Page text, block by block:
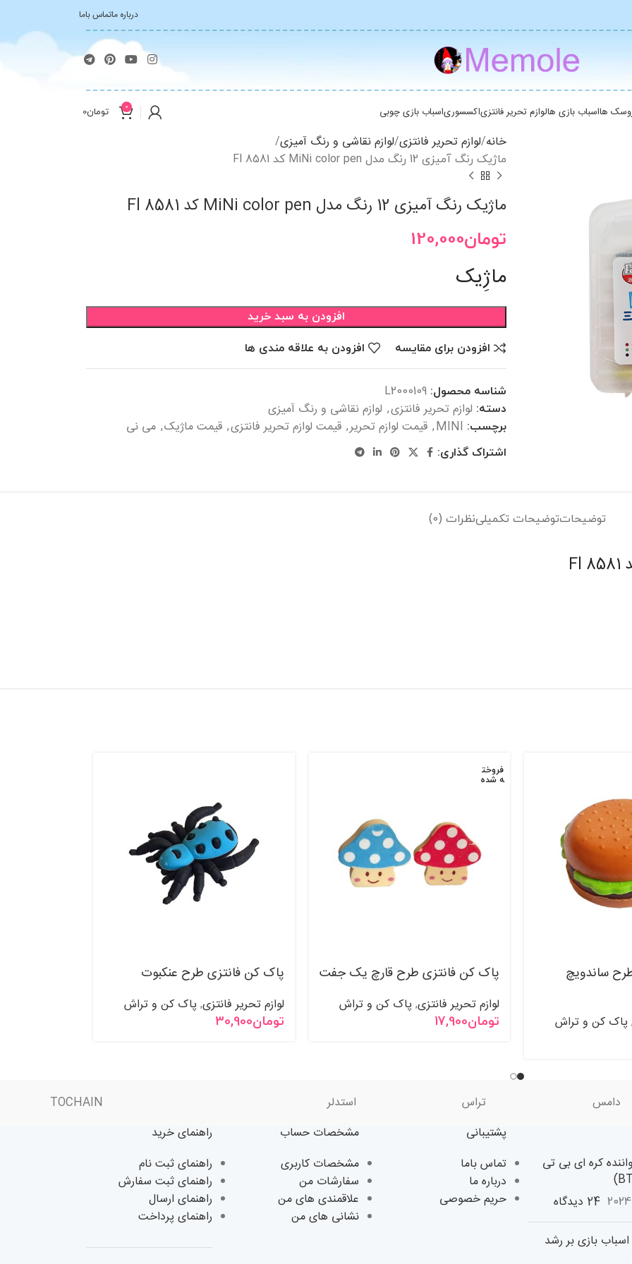
درباره ماتماس باما
هااسباب بازی هالوازم تحریر فانتزیاکسسوریاسباب بازی چوبی 0 تومان0
خانه لوازم تحریر فانتزی لوازم نقاشی و رنگ آمیزی
ماژیک رنگ آمیزی 12 رنگ مدل MiNi color pen کد Fl 8581
ماژیک رنگ آمیزی 12 رنگ مدل MiNi color pen کد Fl 8581
تومان120,000
ماژِیک
افزودن به سبد خرید
افزودن برای مقایسه افزودن به علاقه مندی ها
شناسه محصول: L2000109
دسته: لوازم تحریر فانتزی, لوازم نقاشی و رنگ آمیزی
برچسب: MINI
, قیمت لوازم تحریر, قیمت لوازم تحریر فانتزی, قیمت ماژیک, می نی
اشتراک گذاری:
توضیحاتتوضیحات تکمیلینظرات (0)
ساندویچ
, پاک کن و تراش
فروخت
ه شده
پاک کن فانتزی طرح قارچ یک جفت
لوازم تحریر فانتزی, پاک کن و تراش
تومان17,900
پاک کن فانتزی طرح عنکبوت
لوازم تحریر فانتزی, پاک کن و تراش
تومان30,900
دامس تراس استدلر TOCHAIN
کره ای بی تی
24 دیدگاه
بازی بر رشد
پشتیبانی
تماس باما
درباره ما
حریم خصوصی
مشخصات حساب
مشخصات کاربری
سفارشات من
علاقمندی های من
نشانی های من
راهنمای خرید
راهنمای ثبت نام
راهنمای ثبت سفارش
راهنمای ارسال
راهنمای پرداخت